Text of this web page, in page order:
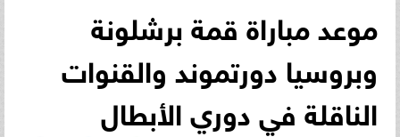
موعد مباراة قمة برشلونة
وبروسيا دورتموند والقنوات
الناقلة في دوري الأبطال